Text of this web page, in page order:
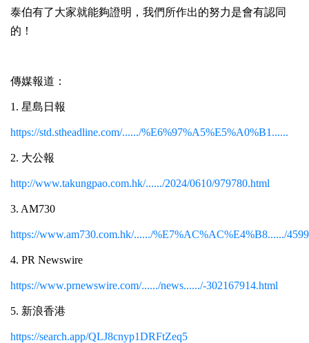
泰伯有了大家就能夠證明，我們所作出的努力是會有認同
的！
傳媒報道：
1. 星島日報
https://std.stheadline.com/....../%E6%97%A5%E5%A0%B1......
2. 大公報
http://www.takungpao.com.hk/....../2024/0610/979780.html
3. AM730
https://www.am730.com.hk/....../%E7%AC%AC%E4%B8....../
4. PR Newswire
https://www.prnewswire.com/....../news....../-302167914.html
5. 新浪香港
https://search.app/QLJ8cnyp1DRFtZeq5